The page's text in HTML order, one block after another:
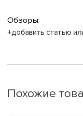
Обзоры:
+добавить статью
Похожие